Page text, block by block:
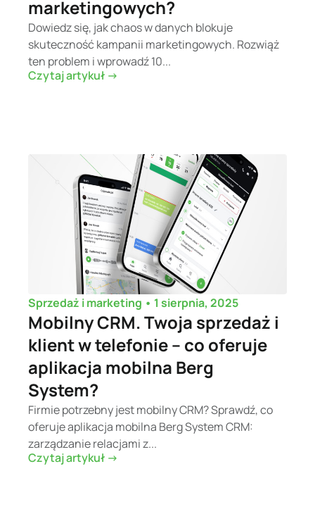
marketingowych?
Dowiedz się, jak chaos w danych blokuje
skuteczność kampanii marketingowych. Rozwiąż
ten problem i wprowadź 10...
Czytaj artykuł ->
Sprzedaż i marketing • 1 sierpnia, 2025
Mobilny CRM. Twoja sprzedaż i
klient w telefonie – co oferuje
aplikacja mobilna Berg
System?
Firmie potrzebny jest mobilny CRM? Sprawdź, co
oferuje aplikacja mobilna Berg System CRM:
zarządzanie relacjami z...
Czytaj artykuł ->